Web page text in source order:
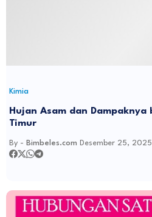
Kimia
Hujan Asam dan Dampaknya
Timur
By - Bimbeles.com Desember 25, 2025